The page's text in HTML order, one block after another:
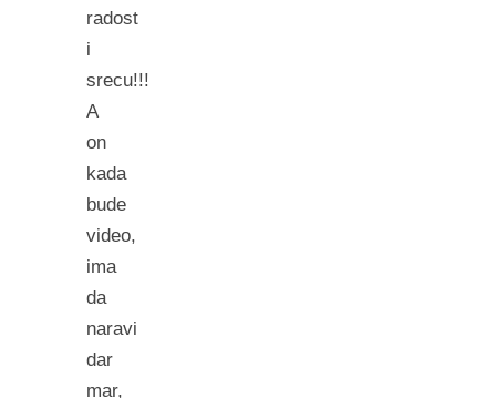
radost
i
srecu!!!
A
on
kada
bude
video,
ima
da
naravi
dar
mar,